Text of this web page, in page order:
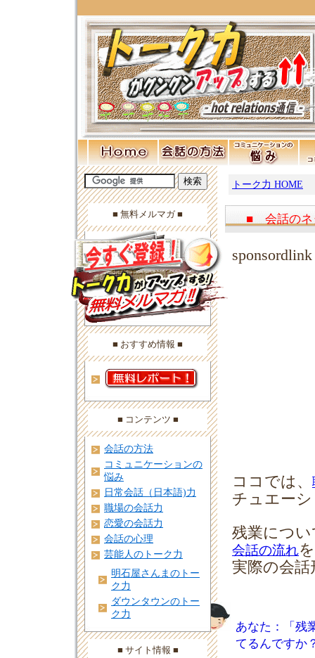
トーク力 HOME
■ 会話の
sponsordlink
ココでは、
チュエー
残業につ
会話の流れを
実際の会
あなた：「残
てるんですか
■ 無料メルマガ ■
■ おすすめ情報 ■
■ コンテンツ ■
会話の方法
コミュニケーションの
悩み
日常会話（日本語)力
職場の会話力
恋愛の会話力
会話の心理
芸能人のトーク力
明石屋さんまのトー
ク力
ダウンタウンのトー
ク力
■ サイト情報 ■